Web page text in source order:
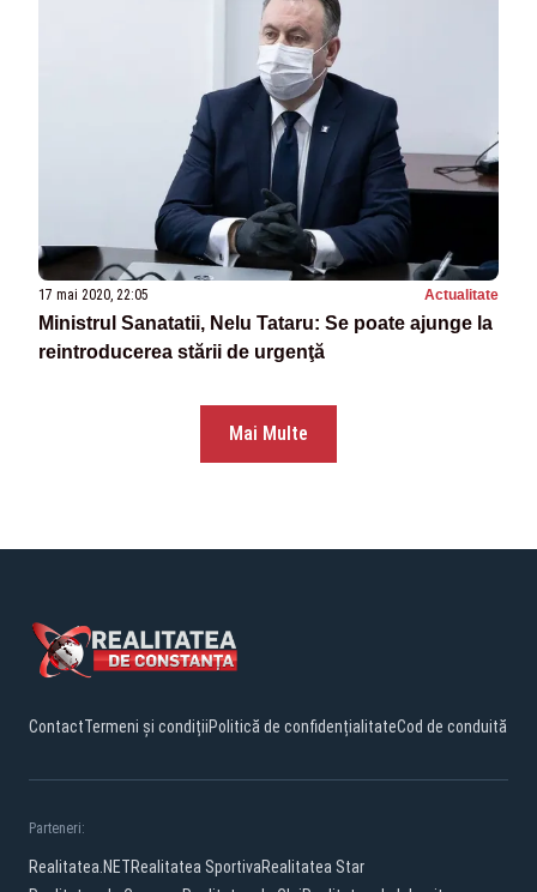
17 mai 2020, 22:05 Actualitate
Ministrul Sanatatii, Nelu Tataru: Se poate ajunge la
reintroducerea stării de urgenţă
Mai Multe
ContactTermeni și condițiiPolitică de confidențialitateCod de conduită
Parteneri:
Realitatea.NETRealitatea SportivaRealitatea Star